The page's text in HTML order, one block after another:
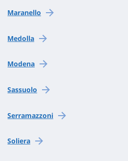
Maranello
Medolla
Modena
Sassuolo
Serramazzoni
Soliera